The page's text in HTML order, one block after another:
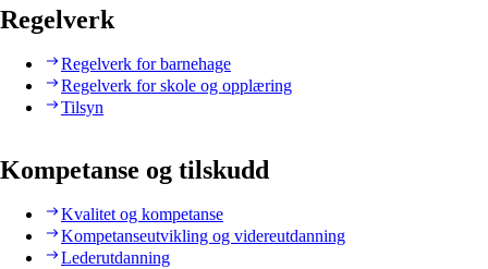
Regelverk
Regelverk for barnehage
Regelverk for skole og opplæring
Tilsyn
Kompetanse og tilskudd
Kvalitet og kompetanse
Kompetanseutvikling og videreutdanning
Lederutdanning